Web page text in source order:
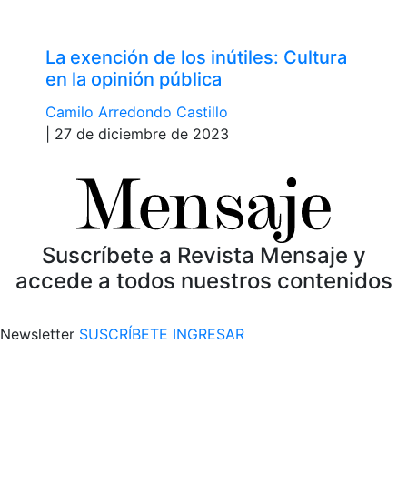
La exención de los inútiles: Cultura
en la opinión pública
Camilo Arredondo Castillo
| 27 de diciembre de 2023
Suscríbete a Revista Mensaje y
accede a todos nuestros contenidos
Newsletter SUSCRÍBETE INGRESAR